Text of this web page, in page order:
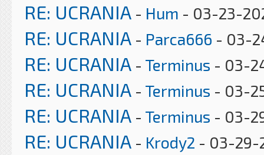
RE: UCRANIA - Hum - 03-23-
RE: UCRANIA - Parca666 - 03-
RE: UCRANIA - Terminus - 03-
RE: UCRANIA - Terminus - 03-
RE: UCRANIA - Terminus - 03-
RE: UCRANIA - Krody2 - 03-29-